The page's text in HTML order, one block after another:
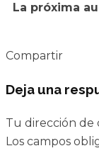
La próxima
Compartir
Deja una
Tu dirección de
Los campos